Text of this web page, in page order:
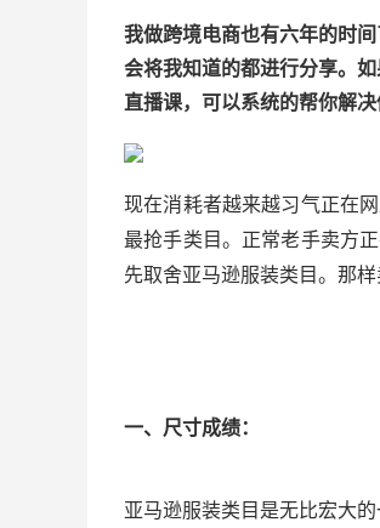
我做跨境电商也有六年的时
会将我知道的都进行分享。
直播课，可以系统的帮你解决
现在消耗者越来越习气正在
最抢手类目。正常老手卖方
先取舍亚马逊服装类目。那
一、尺寸成绩：
亚马逊服装类目是无比宏大